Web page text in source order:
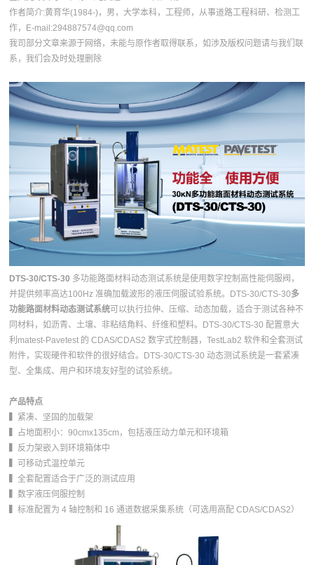
作者简介:黄育华(1984-)，男，大学本科，工程师，从事道路工程科研、检测工
作，E-mail:294887574@qq.com
我司部分文章来源于网络，未能与原作者取得联系，如涉及版权问题请与我们联
系，我们会及时处理删除
DTS-30/CTS-30 多功能路面材料动态测试系统是使用数字控制高性能伺服阀，
并提供频率高达100Hz 准确加载波形的液压伺服试验系统。DTS-30/CTS-30多
功能路面材料动态测试系统可以执行拉伸、压缩、动态加载，适合于测试各种不
同材料，如沥青、土壤、非粘结角料、纤维和塑料。DTS-30/CTS-30 配置意大
利matest-Pavetest 的 CDAS/CDAS2 数字式控制器，TestLab2 软件和全套测试
附件，实现硬件和软件的很好结合。DTS-30/CTS-30 动态测试系统是一套紧凑
型、全集成、用户和环境友好型的试验系统。
产品特点
▍紧凑、坚固的加载架
▍占地面积小：90cmx135cm，包括液压动力单元和环境箱
▍反力架嵌入到环境箱体中
▍可移动式温控单元
▍全套配置适合于广泛的测试应用
▍数字液压伺服控制
▍标准配置为 4 轴控制和 16 通道数据采集系统（可选用高配 CDAS/CDAS2）